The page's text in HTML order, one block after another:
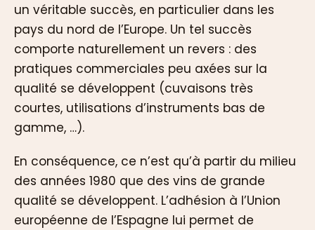
un véritable succès, en particulier dans les
pays du nord de l’Europe. Un tel succès
comporte naturellement un revers : des
pratiques commerciales peu axées sur la
qualité se développent (cuvaisons très
courtes, utilisations d’instruments bas de
gamme, …).
En conséquence, ce n’est qu’à partir du milieu
des années 1980 que des vins de grande
qualité se développent. L’adhésion à l’Union
européenne de l’Espagne lui permet de